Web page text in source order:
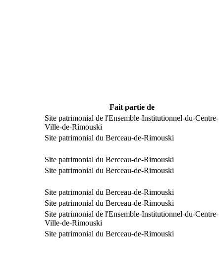
Fait partie de
Site patrimonial de l'Ensemble-Institutionnel-du-Centre-
Ville-de-Rimouski
Site patrimonial du Berceau-de-Rimouski
Site patrimonial du Berceau-de-Rimouski
Site patrimonial du Berceau-de-Rimouski
Site patrimonial du Berceau-de-Rimouski
Site patrimonial du Berceau-de-Rimouski
Site patrimonial de l'Ensemble-Institutionnel-du-Centre-
Ville-de-Rimouski
Site patrimonial du Berceau-de-Rimouski